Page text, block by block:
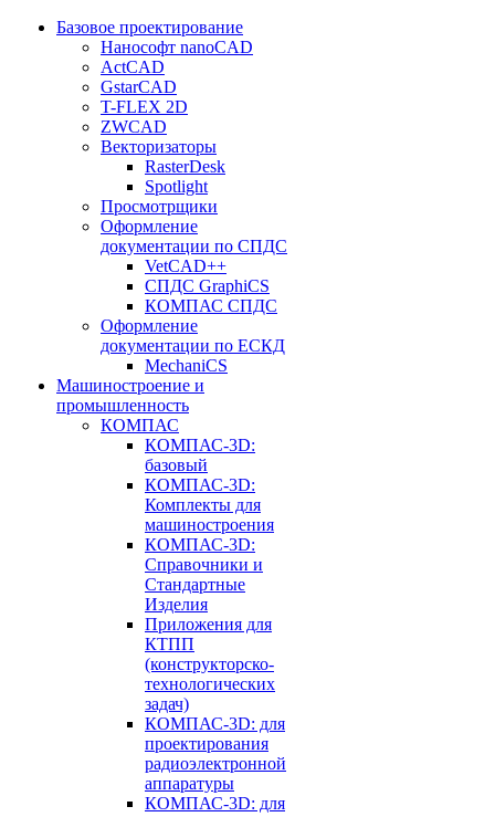
Базовое проектирование
Нанософт nanoCAD
ActCAD
GstarCAD
T-FLEX 2D
ZWCAD
Векторизаторы
RasterDesk
Spotlight
Просмотрщики
Оформление
документации по СПДС
VetCAD++
СПДС GraphiCS
КОМПАС СПДС
Оформление
документации по ЕСКД
MechaniCS
Машиностроение и
промышленность
КОМПАС
КОМПАС-3D:
базовый
КОМПАС-3D:
Комплекты для
машиностроения
КОМПАС-3D:
Справочники и
Стандартные
Изделия
Приложения для
КТПП
(конструкторско-
технологических
задач)
КОМПАС-3D: для
проектирования
радиоэлектронной
аппаратуры
КОМПАС-3D: для